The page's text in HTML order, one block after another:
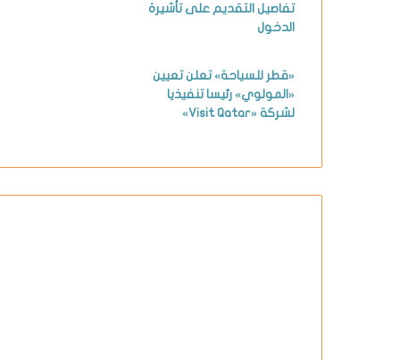
تفاصيل التقديم على تأشيرة
الدخول
«قطر للسياحة» تعلن تعيين
«المولوي» رئيسا تنفيذيا
لشركة «Visit Qatar»